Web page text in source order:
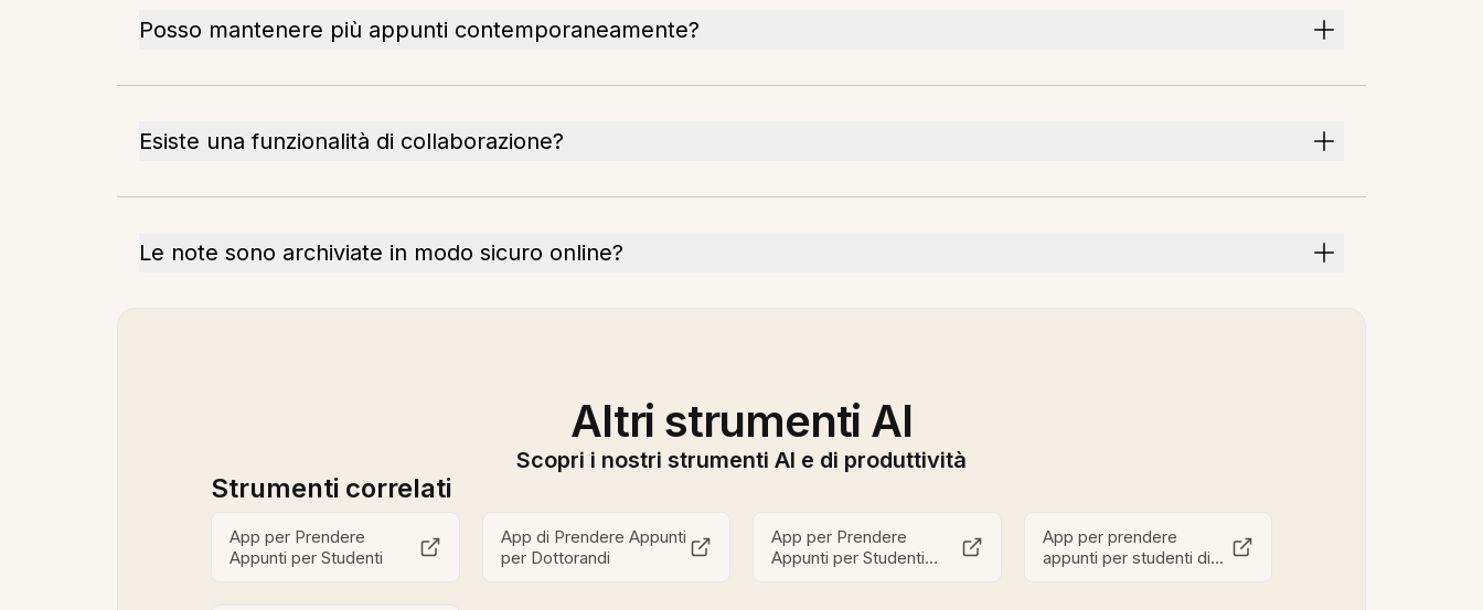
Posso mantenere più appunti contemporaneamente?
Esiste una funzionalità di collaborazione?
Le note sono archiviate in modo sicuro online?
Altri strumenti AI
Scopri i nostri strumenti AI e di produttività
Strumenti correlati
App per Prendere
Appunti per Studenti
App di Prendere Appunti
per Dottorandi
App per Prendere
Appunti per Studenti
App per prendere
appunti per studenti di